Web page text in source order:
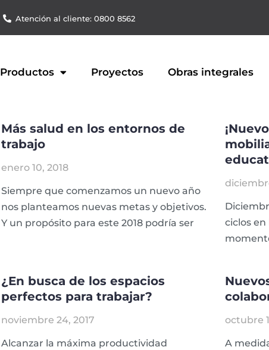
Atención al cliente: 0800 8562
Productos Proyectos Obras integrales
Más salud en los entornos de
trabajo
enero 10, 2018
Siempre que comenzamos un nuevo año
nos planteamos nuevas metas y objetivos.
Y un propósito para este 2018 podría ser
ciclos
¿En busca de los espacios
perfectos para trabajar?
noviembre 24, 2017
Alcanzar la máxima productividad
octubre
A